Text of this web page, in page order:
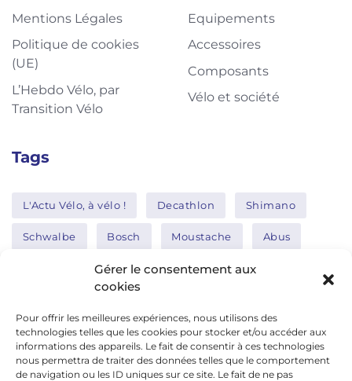
Gérer le consentement aux
cookies
Pour offrir les meilleures expériences, nous utilisons des
technologies telles que les cookies pour stocker et/ou accéder aux
informations des appareils. Le fait de consentir à ces technologies
nous permettra de traiter des données telles que le comportement
de navigation ou les ID uniques sur ce site. Le fait de ne pas
Mentions Légales
Politique de cookies
(UE)
L’Hebdo Vélo, par
Transition Vélo
Equipements
Accessoires
Composants
Vélo et société
Tags
L'Actu Vélo, à vélo ! Decathlon Shimano
Schwalbe Bosch Moustache Abus
Thule Nakamura
Réseaux sociaux
google news